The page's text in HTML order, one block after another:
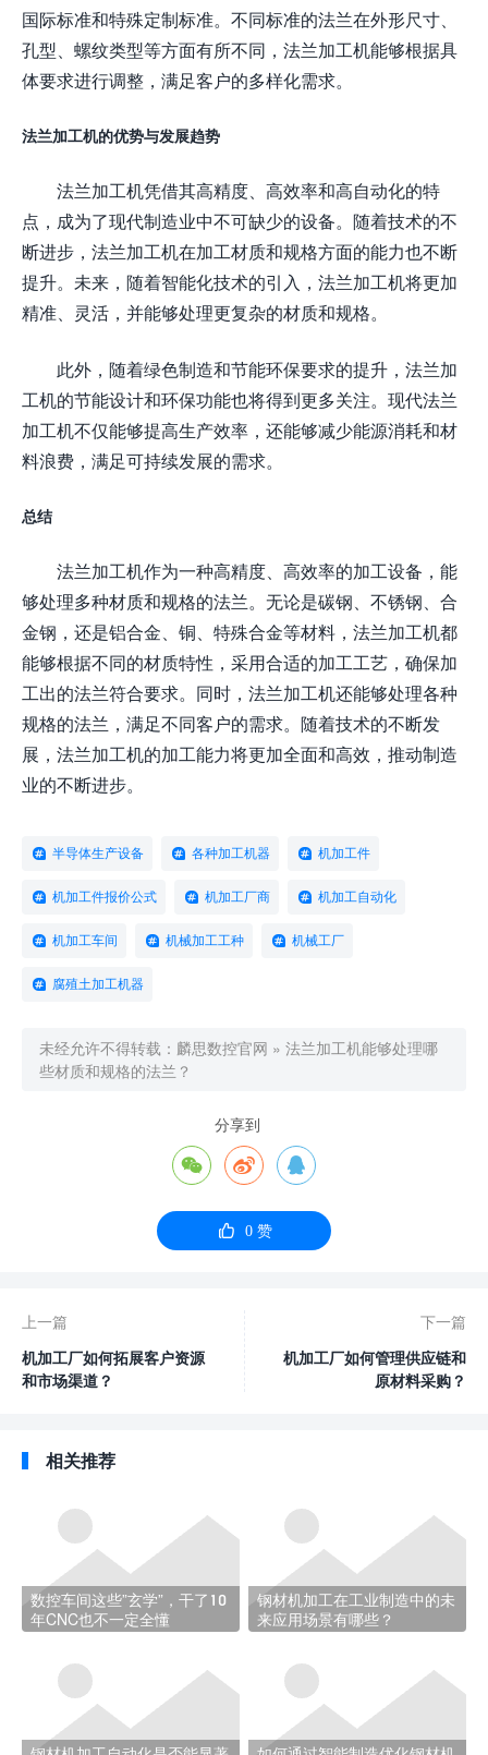
国际标准和特殊定制标准。不同标准的法兰在外形尺寸、
孔型、螺纹类型等方面有所不同，法兰加工机能够根据具
体要求进行调整，满足客户的多样化需求。
法兰加工机的优势与发展趋势
法兰加工机凭借其高精度、高效率和高自动化的特
点，成为了现代制造业中不可缺少的设备。随着技术的不
断进步，法兰加工机在加工材质和规格方面的能力也不断
提升。未来，随着智能化技术的引入，法兰加工机将更加
精准、灵活，并能够处理更复杂的材质和规格。
此外，随着绿色制造和节能环保要求的提升，法兰加
工机的节能设计和环保功能也将得到更多关注。现代法兰
加工机不仅能够提高生产效率，还能够减少能源消耗和材
料浪费，满足可持续发展的需求。
总结
法兰加工机作为一种高精度、高效率的加工设备，能
够处理多种材质和规格的法兰。无论是碳钢、不锈钢、合
金钢，还是铝合金、铜、特殊合金等材料，法兰加工机都
能够根据不同的材质特性，采用合适的加工工艺，确保加
工出的法兰符合要求。同时，法兰加工机还能够处理各种
规格的法兰，满足不同客户的需求。随着技术的不断发
展，法兰加工机的加工能力将更加全面和高效，推动制造
业的不断进步。
半导体生产设备 各种加工机器 机加工件
机加工件报价公式 机加工厂商 机加工自动化
机加工车间 机械加工工种 机械工厂
腐殖土加工机器
未经允许不得转载： 麟思数控官网 » 法兰加工机能够处理哪
些材质和规格的法兰？
分享到
  
 0赞
上一篇
机加工厂如何拓展客户资源
和市场渠道？
下一篇
机加工厂如何管理供应链和
原材料采购？
相关推荐
数控车间这些”玄学”，干了10
年CNC也不一定全懂
钢材机加工在工业制造中的未
来应用场景有哪些？